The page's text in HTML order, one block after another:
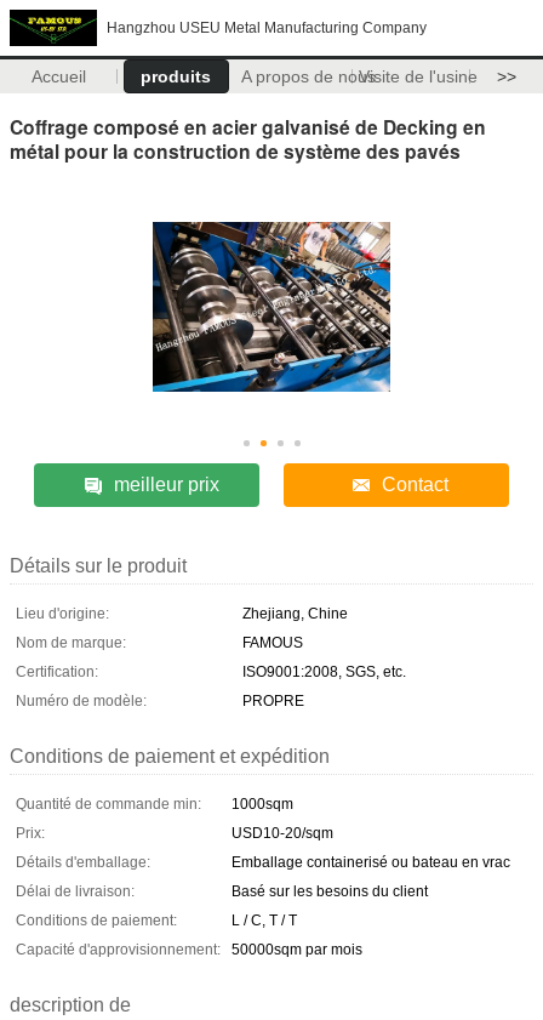
Hangzhou USEU Metal Manufacturing Company
Accueil produits A propos de nousVisite de l'usine >>
Coffrage composé en acier galvanisé de Decking en
métal pour la construction de système des pavés
meilleur prix Contact
Détails sur le produit
Lieu d'origine:
Zhejiang, Chine
Nom de marque:
FAMOUS
Certification:
ISO9001:2008, SGS, etc.
Numéro de modèle:
PROPRE
Conditions de paiement et expédition
Quantité de commande min:
1000sqm
Prix:
USD10-20/sqm
Détails d'emballage:
Emballage containerisé ou bateau en vrac
Délai de livraison:
Basé sur les besoins du client
Conditions de paiement:
L / C, T / T
Capacité d'approvisionnement:
50000sqm par mois
description de